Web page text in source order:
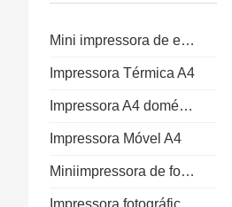
Mini impressora de etiquetas
Impressora Térmica A4
Impressora A4 doméstica
Impressora Móvel A4
Miniimpressora de fotos